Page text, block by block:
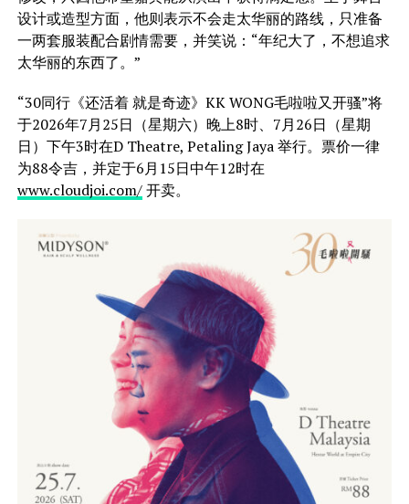
设计或造型方面，他则表示不会走太华丽的路线，只准备
一两套服装配合剧情需要，并笑说：“年纪大了，不想追求
太华丽的东西了。”
“30同行《还活着 就是奇迹》KK WONG毛啦啦又开骚”将
于2026年7月25日（星期六）晚上8时、7月26日（星期
日）下午3时在D Theatre, Petaling Jaya 举行。票价一律
为88令吉，并定于6月15日中午12时在
www.cloudjoi.com/开卖。